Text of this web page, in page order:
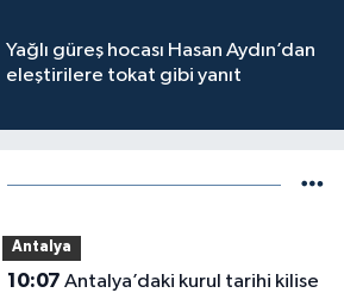
Yağlı güreş hocası Hasan Aydın’dan
eleştirilere tokat gibi yanıt
Antalya
10:07